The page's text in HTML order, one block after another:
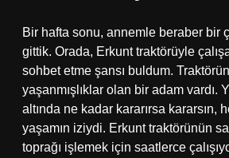
Bir hafta sonu, annemle beraber bir
gittik. Orada, Erkunt traktörüyle
sohbet etme şansı buldum. Traktörün
yaşanmışlıklar olan bir adam vardı.
altında ne kadar kararırsa kararsın,
yaşamın iziydi. Erkunt traktörünün
toprağı işlemek için saatlerce